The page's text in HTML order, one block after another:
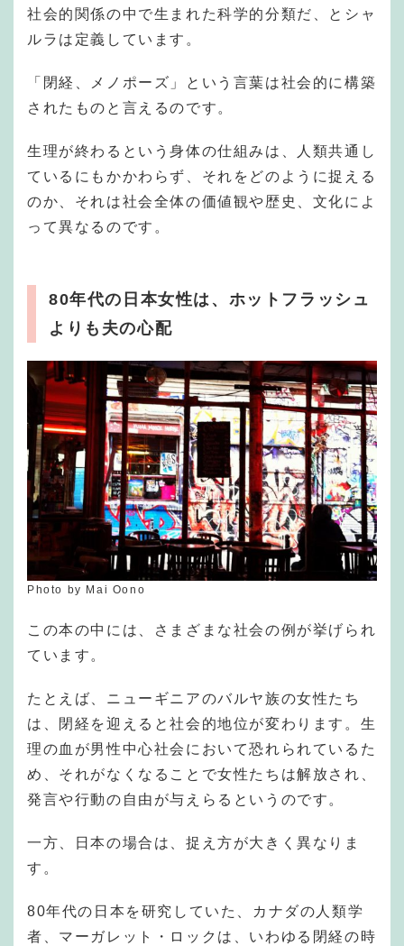
社会的関係の中で生まれた科学的分類だ、とシャ
ルラは定義しています。
「閉経、メノポーズ」という言葉は社会的に構築
されたものと言えるのです。
生理が終わるという身体の仕組みは、人類共通し
ているにもかかわらず、それをどのように捉える
のか、それは社会全体の価値観や歴史、文化によ
って異なるのです。
80年代の日本女性は、ホットフラッシュ
よりも夫の心配
Photo by Mai Oono
この本の中には、さまざまな社会の例が挙げられ
ています。
たとえば、ニューギニアのバルヤ族の女性たち
は、閉経を迎えると社会的地位が変わります。生
理の血が男性中心社会において恐れられているた
め、それがなくなることで女性たちは解放され、
発言や行動の自由が与えらるというのです。
一方、日本の場合は、捉え方が大きく異なりま
す。
80年代の日本を研究していた、カナダの人類学
者、マーガレット・ロックは、いわゆる閉経の時